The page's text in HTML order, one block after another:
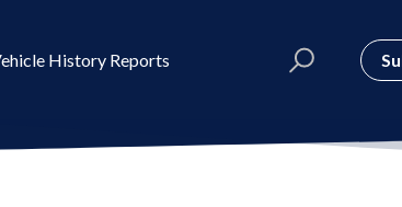
History Reports